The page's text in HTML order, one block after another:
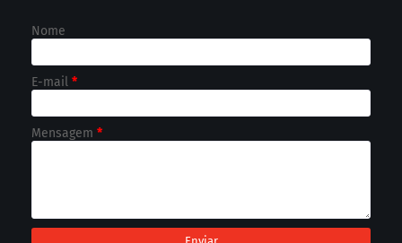
Nome
E-mail *
Mensagem *